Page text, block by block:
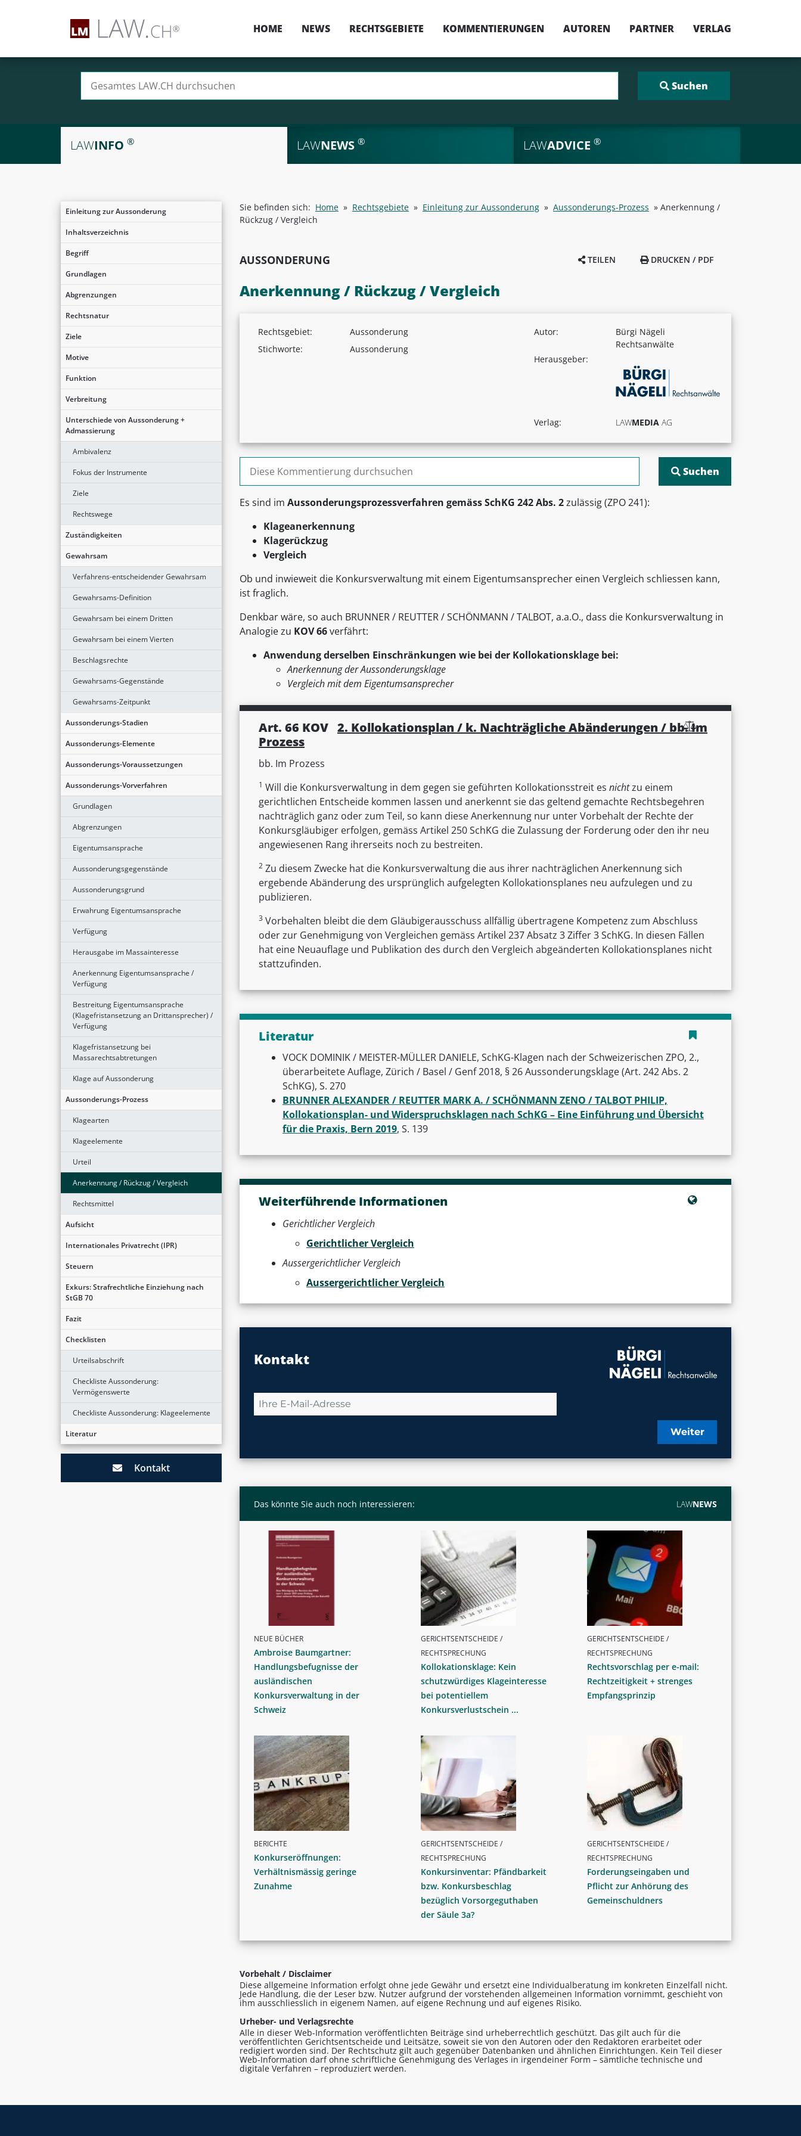
HOME NEWS RECHTSGEBIETE KOMMENTIERUNGEN AUTOREN PARTNER VERLAG
LAWINFO ® LAWNEWS ® LAWADVICE ®
Einleitung zur Aussonderung
Inhaltsverzeichnis
Begriff
Grundlagen
Abgrenzungen
Rechtsnatur
Ziele
Motive
Funktion
Verbreitung
Unterschiede von Aussonderung +
Admassierung
Ambivalenz
Fokus der Instrumente
Ziele
Rechtswege
Zuständigkeiten
Gewahrsam
Verfahrens-entscheidender Gewahrsam
Gewahrsams-Definition
Gewahrsam bei einem Dritten
Gewahrsam bei einem Vierten
Beschlagsrechte
Gewahrsams-Gegenstände
Gewahrsams-Zeitpunkt
Aussonderungs-Stadien
Aussonderungs-Elemente
Aussonderungs-Voraussetzungen
Aussonderungs-Vorverfahren
Grundlagen
Abgrenzungen
Eigentumsansprache
Aussonderungsgegenstände
Aussonderungsgrund
Erwahrung Eigentumsansprache
Verfügung
Herausgabe im Massainteresse
Anerkennung Eigentumsansprache /
Verfügung
Bestreitung Eigentumsansprache
(Klagefristansetzung an Drittansprecher) /
Verfügung
Klagefristansetzung bei
Massarechtsabtretungen
Klage auf Aussonderung
Aussonderungs-Prozess
Klagearten
Klageelemente
Urteil
Anerkennung / Rückzug / Vergleich
Rechtsmittel
Aufsicht
Internationales Privatrecht (IPR)
Steuern
Exkurs: Strafrechtliche Einziehung nach
StGB 70
Fazit
Checklisten
Urteilsabschrift
Checkliste Aussonderung:
Vermögenswerte
Checkliste Aussonderung: Klageelemente
Literatur
Kontakt
Sie befinden sich: Home » Rechtsgebiete » Einleitung zur Aussonderung » Aussonderungs-Prozess » Anerkennung /
Rückzug / Vergleich
AUSSONDERUNG TEILEN DRUCKEN / PDF
Anerkennung / Rückzug / Vergleich
Rechtsgebiet:
Aussonderung
Stichworte:
Aussonderung
Autor:
Bürgi Nägeli
Rechtsanwälte
Herausgeber:
Verlag: LAWMEDIA AG
Suchen nach:
Es sind im Aussonderungsprozessverfahren gemäss SchKG 242 Abs. 2zulässig (ZPO 241):
Klageanerkennung
Klagerückzug
Vergleich
Ob und inwieweit die Konkursverwaltung mit einem Eigentumsansprecher einen Vergleich schliessen kann,
ist fraglich.
Denkbar wäre, so auch BRUNNER / REUTTER / SCHÖNMANN / TALBOT, a.a.O., dass die Konkursverwaltung in
Analogie zu KOV 66verfährt:
Anwendung derselben Einschränkungen wie bei der Kollokationsklage bei:
Anerkennung der Aussonderungsklage
Vergleich mit dem Eigentumsansprecher
Art. 66 KOV 2. Kollokationsplan / k. Nachträgliche Abänderungen / bb. Im
Prozess
bb. Im Prozess
1 Will die Konkursverwaltung in dem gegen sie geführten Kollokationsstreit es nichtzu einem
gerichtlichen Entscheide kommen lassen und anerkennt sie das geltend gemachte Rechtsbegehren
nachträglich ganz oder zum Teil, so kann diese Anerkennung nur unter Vorbehalt der Rechte der
Konkursgläubiger erfolgen, gemäss Artikel 250 SchKG die Zulassung der Forderung oder den ihr neu
angewiesenen Rang ihrerseits noch zu bestreiten.
2 Zu diesem Zwecke hat die Konkursverwaltung die aus ihrer nachträglichen Anerkennung sich
ergebende Abänderung des ursprünglich aufgelegten Kollokationsplanes neu aufzulegen und zu
publizieren.
3 Vorbehalten bleibt die dem Gläubigerausschuss allfällig übertragene Kompetenz zum Abschluss
oder zur Genehmigung von Vergleichen gemäss Artikel 237 Absatz 3 Ziffer 3 SchKG. In diesen Fällen
hat eine Neuauflage und Publikation des durch den Vergleich abgeänderten Kollokationsplanes nicht
stattzufinden.
Literatur
VOCK DOMINIK / MEISTER-MÜLLER DANIELE, SchKG-Klagen nach der Schweizerischen ZPO, 2.,
überarbeitete Auflage, Zürich / Basel / Genf 2018, § 26 Aussonderungsklage (Art. 242 Abs. 2
SchKG), S. 270
BRUNNER ALEXANDER / REUTTER MARK A. / SCHÖNMANN ZENO / TALBOT PHILIP,
Kollokationsplan- und Widerspruchsklagen nach SchKG – Eine Einführung und Übersicht
für die Praxis, Bern 2019, S. 139
Weiterführende Informationen
Gerichtlicher Vergleich
Gerichtlicher Vergleich
Aussergerichtlicher Vergleich
Aussergerichtlicher Vergleich
Kontakt
Weiter
Das könnte Sie auch noch interessieren: LAWNEWS
NEUE BÜCHER
Ambroise Baumgartner:
Handlungsbefugnisse der
ausländischen
Konkursverwaltung in der
Schweiz
GERICHTSENTSCHEIDE /
RECHTSPRECHUNG
Kollokationsklage: Kein
schutzwürdiges Klageinteresse
bei potentiellem
Konkursverlustschein ...
GERICHTSENTSCHEIDE /
RECHTSPRECHUNG
Rechtsvorschlag per e-mail:
Rechtzeitigkeit + strenges
Empfangsprinzip
BERICHTE
Konkurseröffnungen:
Verhältnismässig geringe
Zunahme
GERICHTSENTSCHEIDE /
RECHTSPRECHUNG
Konkursinventar: Pfändbarkeit
bzw. Konkursbeschlag
bezüglich Vorsorgeguthaben
der Säule 3a?
GERICHTSENTSCHEIDE /
RECHTSPRECHUNG
Forderungseingaben und
Pflicht zur Anhörung des
Gemeinschuldners
Vorbehalt / Disclaimer
Diese allgemeine Information erfolgt ohne jede Gewähr und ersetzt eine Individualberatung im konkreten Einzelfall nicht.
Jede Handlung, die der Leser bzw. Nutzer aufgrund der vorstehenden allgemeinen Information vornimmt, geschieht von
ihm ausschliesslich in eigenem Namen, auf eigene Rechnung und auf eigenes Risiko.
Urheber- und Verlagsrechte
Alle in dieser Web-Information veröffentlichten Beiträge sind urheberrechtlich geschützt. Das gilt auch für die
veröffentlichten Gerichtsentscheide und Leitsätze, soweit sie von den Autoren oder den Redaktoren erarbeitet oder
redigiert worden sind. Der Rechtschutz gilt auch gegenüber Datenbanken und ähnlichen Einrichtungen. Kein Teil dieser
Web-Information darf ohne schriftliche Genehmigung des Verlages in irgendeiner Form – sämtliche technische und
digitale Verfahren – reproduziert werden.